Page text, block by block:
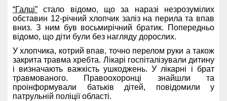
“Галці” стало відомо, що за наразі незрозумілих
обставин 12-річний хлопчик заліз на перила та впав
вниз. З ним був восьмирічний братик. Попередньо
відомо, що діти були без нагляду дорослих.
У хлопчика, котрий впав, точно перелом руки а також
закрита травма хребта. Лікарі госпіталізували дитину
і визначають важкість ушкоджень. У лікарні і брат
травмованого. Правоохоронці знайшли та
проінформували батьків дітей, повідомили у
патрульній поліції області.